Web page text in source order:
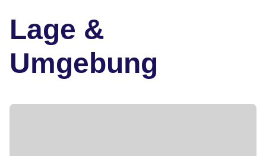
Lage &
Umgebung